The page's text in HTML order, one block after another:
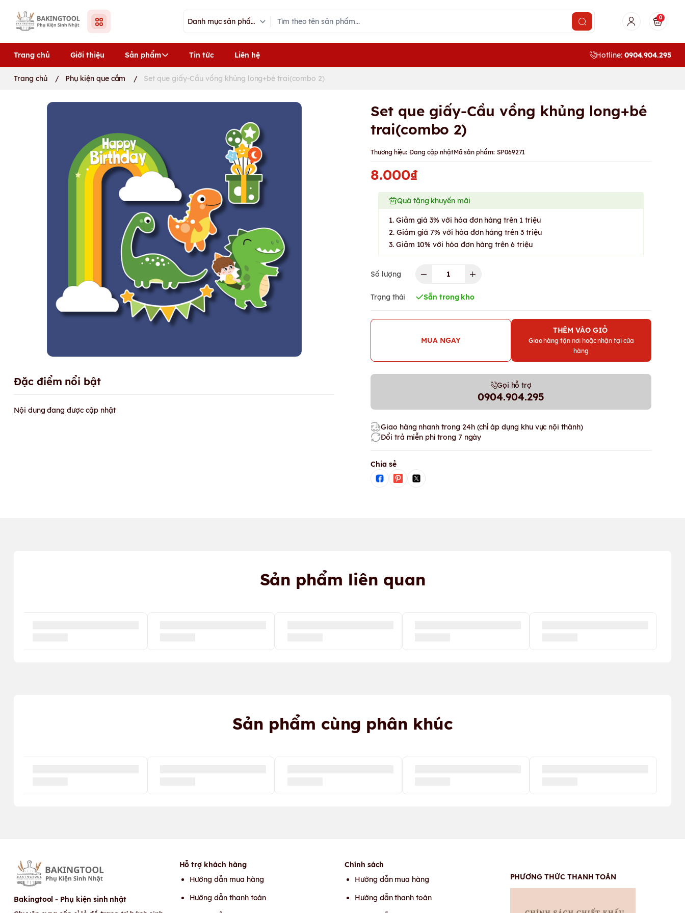
0
Trang chủ Giới thiệu Sản phẩm Tin tức Liên hệ Hotline: 0904.904.295
Trang chủ / Phụ kiện que cắm / Set que giấy-Cầu vồng khủng long+bé trai(combo 2)
Set que giấy-Cầu vồng khủng long+bé
trai(combo 2)
Thương hiệu: Đang cập nhậtMã sản phẩm: SP069271
8.000₫
Quà tặng khuyến mãi
1. Giảm giá 3% với hóa đơn hàng trên 1 triệu
2. Giảm giá 7% với hóa đơn hàng trên 3 triệu
3. Giảm 10% với hóa đơn hàng trên 6 triệu
Số lượng
Trạng thái Sẵn trong kho
MUA NGAY
THÊM VÀO GIỎ
Giao hàng tận nơi hoặc nhận tại cửa
hàng
Gọi hỗ trợ
0904.904.295
Giao hàng nhanh trong 24h (chỉ áp dụng khu vực nội thành)
Đổi trả miễn phí trong 7 ngày
Chia sẻ
Đặc điểm nổi bật
Nội dung đang được cập nhật
Sản phẩm liên quan
Sản phẩm cùng phân khúc
Bakingtool - Phụ kiện sinh nhật
Hỗ trợ khách hàng
Hướng dẫn mua hàng
Hướng dẫn thanh toán
Chính sách
Hướng dẫn mua hàng
Hướng dẫn thanh toán
PHƯƠNG THỨC THANH TOÁN